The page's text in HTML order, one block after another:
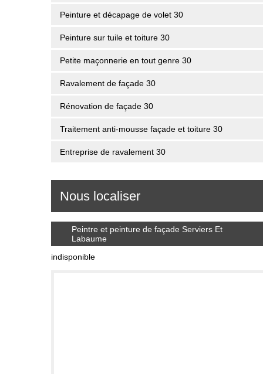
Peinture et décapage de volet 30
Peinture sur tuile et toiture 30
Petite maçonnerie en tout genre 30
Ravalement de façade 30
Rénovation de façade 30
Traitement anti-mousse façade et toiture 30
Entreprise de ravalement 30
Nous localiser
Peintre et peinture de façade Serviers Et
Labaume
indisponible